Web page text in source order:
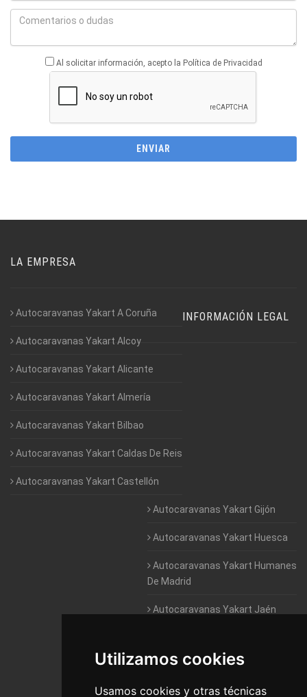
Utilizamos cookies
Usamos cookies y otras técnicas
Al solicitar información, acepto la Política de Privacidad
LA EMPRESA
Autocaravanas Yakart A Coruña
Autocaravanas Yakart Alcoy
Autocaravanas Yakart Alicante
Autocaravanas Yakart Almería
Autocaravanas Yakart Bilbao
Autocaravanas Yakart Caldas De Reis
Autocaravanas Yakart Castellón
Autocaravanas Yakart Gijón
Autocaravanas Yakart Huesca
Autocaravanas Yakart Humanes
De Madrid
Autocaravanas Yakart Jaén
Autocaravanas Yakart Valencia
Autocaravanas Yakart Vitoria
INFORMACIÓN LEGAL